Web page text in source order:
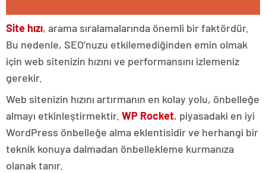
Site hızı, arama sıralamalarında önemli bir faktördür.
Bu nedenle, SEO’nuzu etkilemediğinden emin olmak
için web sitenizin hızını ve performansını izlemeniz
gerekir.
Web sitenizin hızını artırmanın en kolay yolu, önbelleğe
almayı etkinleştirmektir. WP Rocket, piyasadaki en iyi
WordPress önbelleğe alma eklentisidir ve herhangi bir
teknik konuya dalmadan önbellekleme kurmanıza
olanak tanır.